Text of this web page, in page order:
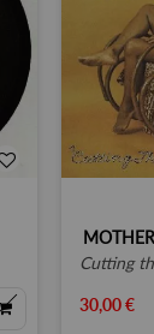
cutting
30,00 €